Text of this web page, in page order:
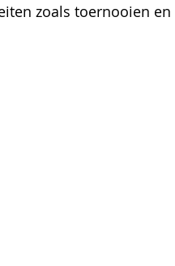
zoals toernooien